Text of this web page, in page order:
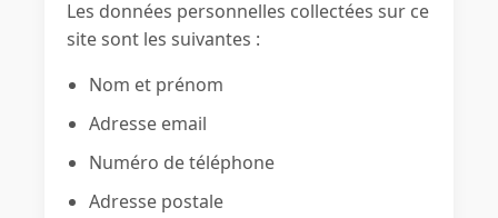
Les données personnelles collectées sur ce
site sont les suivantes :
Nom et prénom
Adresse email
Numéro de téléphone
Adresse postale